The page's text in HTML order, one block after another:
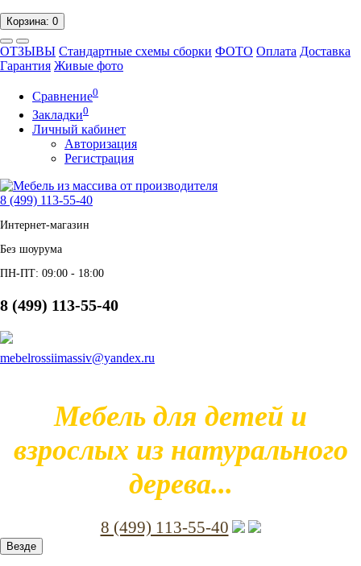
Корзина: 0
ОТЗЫВЫ Стандартные схемы сборки ФОТО Оплата Доставка
Гарантия Живые фото
Сравнение0
Закладки0
Личный кабинет
Авторизация
Регистрация
8 (499) 113-55-40
Интернет-магазин
Без шоурума
ПН-ПТ: 09:00 - 18:00
8 (499) 113-55-40
mebelrossiimassiv@yandex.ru
Мебель для детей и
взрослых из натурального
дерева...
8 (499) 113-55-40
Везде